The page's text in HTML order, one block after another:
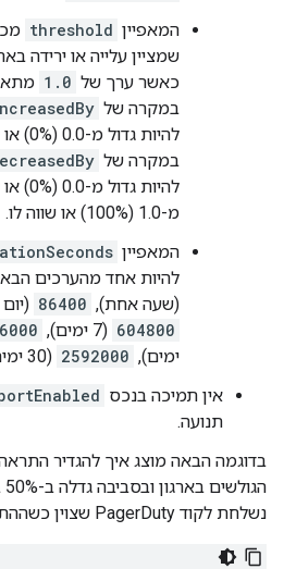
המאפיין threshold
שמציין עלייה או ירידה
כאשר ערך של 1.0
במקרה של
להיות
במקרה של
להיות
מ-1.0 (100%) או שווה לו.
המאפיין
להיות אחד מהערכים
(שעה אחת), 86400
604800 (7 ימים),
ימים), 2592000 (30 ימים) .
אין תמיכה בנכס
תנועה.
בדוגמה הבאה מוצג איך להגדיר
נשלחת לקוד PagerDuty שצוין כשההתראה מופעלת.